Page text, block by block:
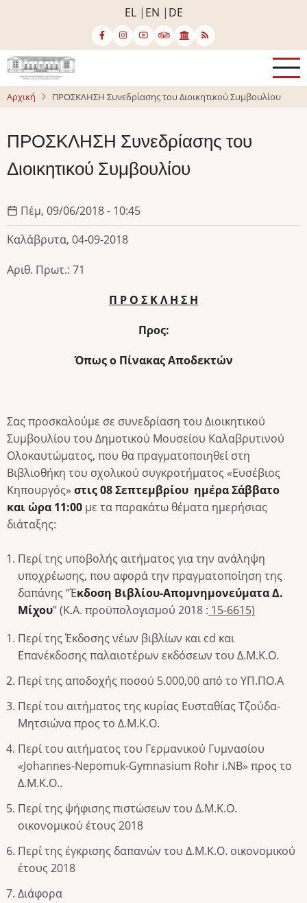
κυρίως
περιεχόμενο
EL EN DE
Αρχική ΠΡΟΣΚΛΗΣΗ Συνεδρίασης του Διοικητικού Συμβουλίου
ΠΡΟΣΚΛΗΣΗ Συνεδρίασης του
Διοικητικού Συμβουλίου
Πέμ, 09/06/2018 - 10:45
Καλάβρυτα, 04-09-2018
Αριθ. Πρωτ.: 71
Π Ρ Ο Σ Κ Λ Η Σ Η
Προς:
Όπως ο Πίνακας Αποδεκτών
Σας προσκαλούμε σε συνεδρίαση του Διοικητικού
Συμβουλίου του Δημοτικού Μουσείου Καλαβρυτινού
Ολοκαυτώματος, που θα πραγματοποιηθεί στη
Βιβλιοθήκη του σχολικού συγκροτήματος «Ευσέβιος
Κηπουργός» στις 08 Σεπτεμβρίου ημέρα Σάββατο
και ώρα 11:00 με τα παρακάτω θέματα ημερήσιας
διάταξης:
Περί της υποβολής αιτήματος για την ανάληψη
υποχρέωσης, που αφορά την πραγματοποίηση της
δαπάνης “Έκδοση Βιβλίου-Απομνημονεύματα Δ.
Μίχου” (Κ.Α. προϋπολογισμού 2018 : 15-6615)
Περί της Έκδοσης νέων βιβλίων και cd και
Επανέκδοσης παλαιοτέρων εκδόσεων του Δ.Μ.Κ.Ο.
Περί της αποδοχής ποσού 5.000,00 από το ΥΠ.ΠΟ.Α
Περί του αιτήματος της κυρίας Ευσταθίας Τζούδα-
Μητσιώνα προς το Δ.Μ.Κ.Ο.
Περί του αιτήματος του Γερμανικού Γυμνασίου
«Johannes-Nepomuk-Gymnasium Rohr i.NB» προς το
Δ.Μ.Κ.Ο..
Περί της ψήφισης πιστώσεων του Δ.Μ.Κ.Ο.
οικονομικού έτους 2018
Περί της έγκρισης δαπανών του Δ.Μ.Κ.Ο. οικονομικού
έτους 2018
Διάφορα